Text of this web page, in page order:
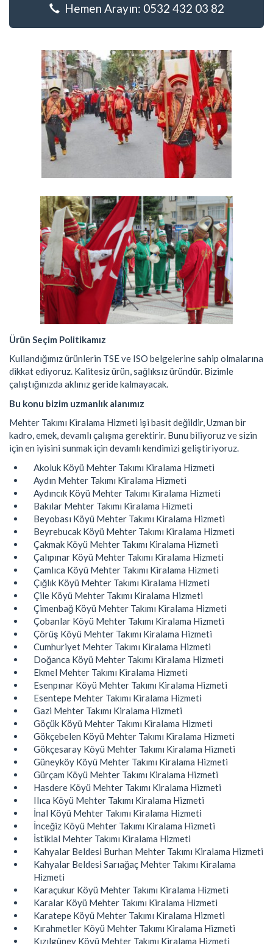
Hemen Arayın: 0532 432 03 82
Ürün Seçim Politikamız
Kullandığımız ürünlerin TSE ve ISO belgelerine sahip olmalarına
dikkat ediyoruz. Kalitesiz ürün, sağlıksız üründür. Bizimle
çalıştığınızda aklınız geride kalmayacak.
Bu konu bizim uzmanlık alanımız
Mehter Takımı Kiralama Hizmeti işi basit değildir, Uzman bir
kadro, emek, devamlı çalışma gerektirir. Bunu biliyoruz ve sizin
için en iyisini sunmak için devamlı kendimizi geliştiriyoruz.
Akoluk Köyü Mehter Takımı Kiralama Hizmeti
Aydın Mehter Takımı Kiralama Hizmeti
Aydıncık Köyü Mehter Takımı Kiralama Hizmeti
Bakılar Mehter Takımı Kiralama Hizmeti
Beyobası Köyü Mehter Takımı Kiralama Hizmeti
Beyrebucak Köyü Mehter Takımı Kiralama Hizmeti
Çakmak Köyü Mehter Takımı Kiralama Hizmeti
Çalıpınar Köyü Mehter Takımı Kiralama Hizmeti
Çamlıca Köyü Mehter Takımı Kiralama Hizmeti
Çığlık Köyü Mehter Takımı Kiralama Hizmeti
Çile Köyü Mehter Takımı Kiralama Hizmeti
Çimenbağ Köyü Mehter Takımı Kiralama Hizmeti
Çobanlar Köyü Mehter Takımı Kiralama Hizmeti
Çörüş Köyü Mehter Takımı Kiralama Hizmeti
Cumhuriyet Mehter Takımı Kiralama Hizmeti
Doğanca Köyü Mehter Takımı Kiralama Hizmeti
Ekmel Mehter Takımı Kiralama Hizmeti
Esenpınar Köyü Mehter Takımı Kiralama Hizmeti
Esentepe Mehter Takımı Kiralama Hizmeti
Gazi Mehter Takımı Kiralama Hizmeti
Göçük Köyü Mehter Takımı Kiralama Hizmeti
Gökçebelen Köyü Mehter Takımı Kiralama Hizmeti
Gökçesaray Köyü Mehter Takımı Kiralama Hizmeti
Güneyköy Köyü Mehter Takımı Kiralama Hizmeti
Gürçam Köyü Mehter Takımı Kiralama Hizmeti
Hasdere Köyü Mehter Takımı Kiralama Hizmeti
Ilıca Köyü Mehter Takımı Kiralama Hizmeti
İnal Köyü Mehter Takımı Kiralama Hizmeti
İnceğiz Köyü Mehter Takımı Kiralama Hizmeti
İstiklal Mehter Takımı Kiralama Hizmeti
Kahyalar Beldesi Burhan Mehter Takımı Kiralama Hizmeti
Kahyalar Beldesi Sarıağaç Mehter Takımı Kiralama
Hizmeti
Karaçukur Köyü Mehter Takımı Kiralama Hizmeti
Karalar Köyü Mehter Takımı Kiralama Hizmeti
Karatepe Köyü Mehter Takımı Kiralama Hizmeti
Kırahmetler Köyü Mehter Takımı Kiralama Hizmeti
Kızılgüney Köyü Mehter Takımı Kiralama Hizmeti